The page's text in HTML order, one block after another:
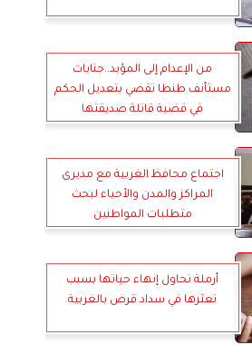
من الإعدام إلى المؤبد..جنايات
مستأنف طنطا تقضي بتعديل الحكم
في قضية قاتلة صديقتها
اجتماع محافظ الغربية مع مديرى
المراكز والمدن والأحياء لبحث
متطلبات المواطنين
أرملة تحاول إنهاء حياتها بسبب
تعثرها في سداد قرض بالغربية